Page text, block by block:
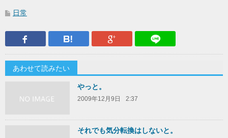
日常
Facebook はてなブックマークGoogle Plus
あわせて読みたい
やっと。
2009年12月9日 2:37
それでも気分転換はしないと。